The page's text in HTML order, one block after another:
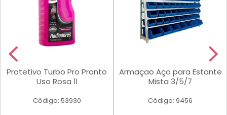
Protetivo Turbo Pro Pronto
Uso Rosa 1l
Código: 53930
Armaçao Aço para Estante
Mista 3/5/7
Código: 9456